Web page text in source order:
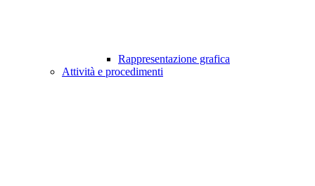
Rappresentazione grafica
Attività e procedimenti